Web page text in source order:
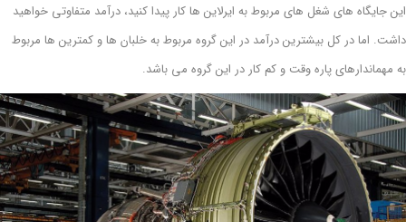
این جایگاه های شغل های مربوط به ایرلاین ها کار پیدا کنید، درآمد متفاوتی خواهید
داشت. اما در کل بیشترین درآمد در این گروه مربوط به خلبان ها و کمترین ها مربوط
به مهماندارهای پاره وقت و کم کار در این گروه می باشد.